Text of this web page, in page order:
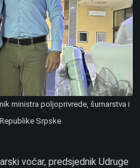
ministra poljoprivrede, šumarstva i
Srpske
voćar, predsjednik Udruge